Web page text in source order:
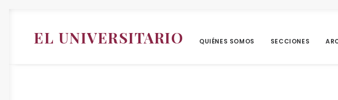
EL UNIVERSITARIO QUIÉNES SOMOS SECCIONES